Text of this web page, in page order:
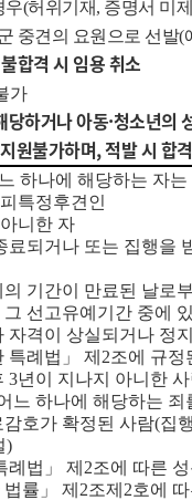
(허위기재, 증명서 미
중견의 요원으로 선발(
합격 시 임용 취소
가
하거나 아동·청소년의
원불가하며, 적발 시 합
하나에 해당하는 자
특정후견인
니한 자
료되거나 또는 집행을
기간이 만료된 날로
선고유예기간 중에
자격이 상실되거나 정
특례법 」 제 2조에 규정
3년이 지나지 아니한
느 하나에 해당하는 죄
호가 확정된 사람(집
)
례법 」 제 2조에 따른
법률 」 제 2조제 2호에